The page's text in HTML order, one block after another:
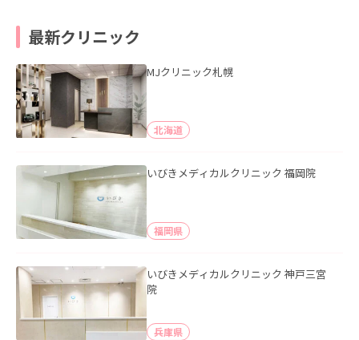
最新クリニック
MJクリニック札幌
北海道
いびきメディカルクリニック 福岡院
福岡県
いびきメディカルクリニック 神戸三宮
院
兵庫県